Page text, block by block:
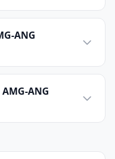
ANG
ANG